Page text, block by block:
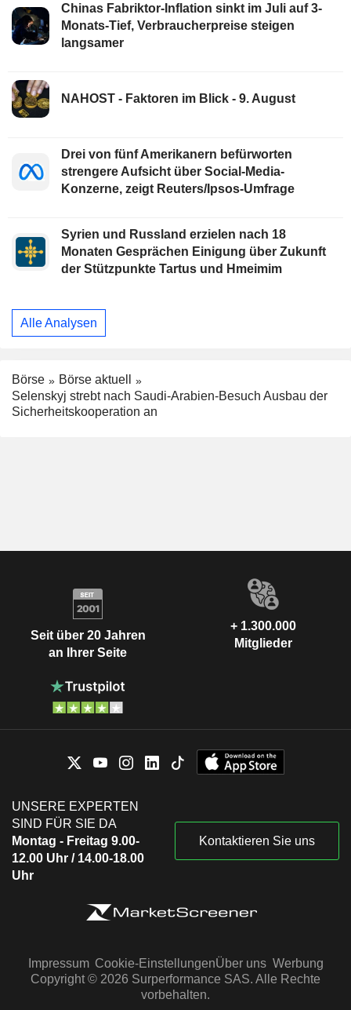
Chinas Fabriktor-Inflation sinkt im Juli auf 3-
Monats-Tief, Verbraucherpreise steigen
langsamer
NAHOST - Faktoren im Blick - 9. August
Drei von fünf Amerikanern befürworten
strengere Aufsicht über Social-Media-
Konzerne, zeigt Reuters/Ipsos-Umfrage
Syrien und Russland erzielen nach 18
Monaten Gesprächen Einigung über Zukunft
der Stützpunkte Tartus und Hmeimim
Alle Analysen
Börse
Börse aktuell
Selenskyj strebt nach Saudi-Arabien-Besuch Ausbau der
Sicherheitskooperation an
Seit über 20 Jahren
an Ihrer Seite
+ 1.300.000
Mitglieder
UNSERE EXPERTEN
SIND FÜR SIE DA
Montag - Freitag 9.00-
12.00 Uhr / 14.00-18.00
Uhr
Kontaktieren Sie uns
Impressum Cookie-EinstellungenÜber uns Werbung
Copyright © 2026 Surperformance SAS. Alle Rechte
vorbehalten.